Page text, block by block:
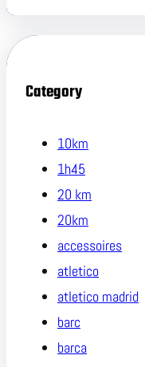
Category
10km
1h45
20 km
20km
accessoires
atletico
atletico madrid
barc
barca